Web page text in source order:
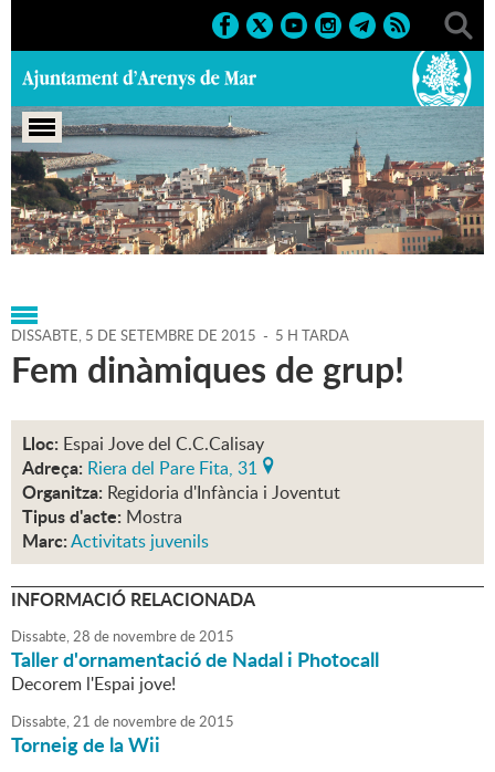
Portada > Agenda > 05-09-
2015 > Marcs > Culturals > 2015 > Activitats juvenils
DISSABTE, 5 DE SETEMBRE DE 2015 - 5 H TARDA
Fem dinàmiques de grup!
Lloc: Espai Jove del C.C.Calisay
Adreça: Riera del Pare Fita, 31
Organitza: Regidoria d'Infància i Joventut
Tipus d'acte: Mostra
Marc:Activitats juvenils
INFORMACIÓ RELACIONADA
Dissabte,28 de novembrede2015
Taller d'ornamentació de Nadal i Photocall
Decorem l'Espai jove!
Dissabte,21 de novembrede2015
Torneig de la Wii